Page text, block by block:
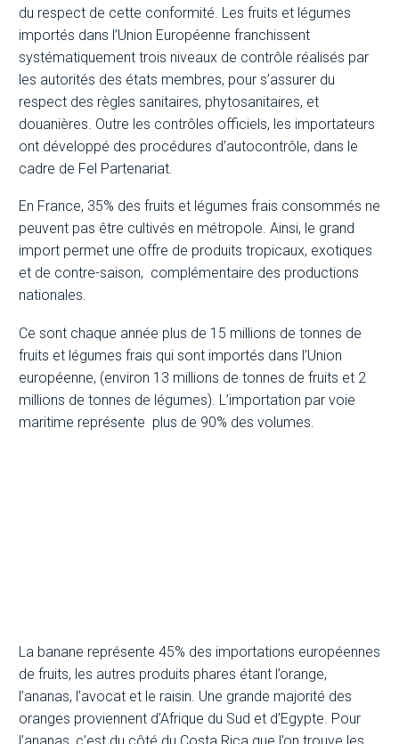
du respect de cette conformité. Les fruits et légumes
importés dans l’Union Européenne franchissent
systématiquement trois niveaux de contrôle réalisés par
les autorités des états membres, pour s’assurer du
respect des règles sanitaires, phytosanitaires, et
douanières. Outre les contrôles officiels, les importateurs
ont développé des procédures d’autocontrôle, dans le
cadre de Fel Partenariat.
En France, 35% des fruits et légumes frais consommés ne
peuvent pas être cultivés en métropole. Ainsi, le grand
import permet une offre de produits tropicaux, exotiques
et de contre-saison, complémentaire des productions
nationales.
Ce sont chaque année plus de 15 millions de tonnes de
fruits et légumes frais qui sont importés dans l’Union
européenne, (environ 13 millions de tonnes de fruits et 2
millions de tonnes de légumes). L’importation par voie
maritime représente plus de 90% des volumes.
La banane représente 45% des importations européennes
de fruits, les autres produits phares étant l’orange,
l’ananas, l’avocat et le raisin. Une grande majorité des
oranges proviennent d’Afrique du Sud et d’Egypte. Pour